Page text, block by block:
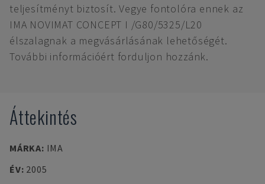
teljesítményt biztosít. Vegye fontolóra ennek az
IMA NOVIMAT CONCEPT I /G80/5325/L20
élszalagnak a megvásárlásának lehetőségét.
További információért forduljon hozzánk.
Áttekintés
MÁRKA: IMA
ÉV: 2005